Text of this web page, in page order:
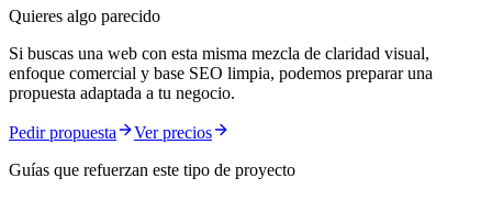
Quieres algo parecido
Si buscas una web con esta misma mezcla de claridad visual,
enfoque comercial y base SEO limpia, podemos preparar una
propuesta adaptada a tu negocio.
Pedir propuesta
Ver precios
Guías que refuerzan este tipo de proyecto